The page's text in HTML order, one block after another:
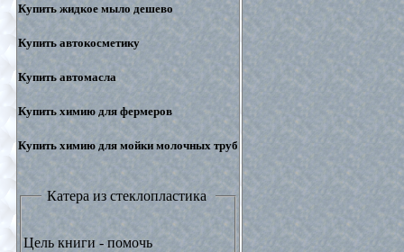
Купить жидкое мыло дешево
Купить автокосметику
Купить автомасла
Купить химию для фермеров
Купить химию для мойки молочных труб
Катера из стеклопластика
Цель книги - помочь